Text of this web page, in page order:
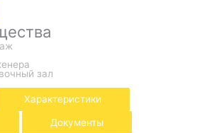
зал
Характеристики
Документы